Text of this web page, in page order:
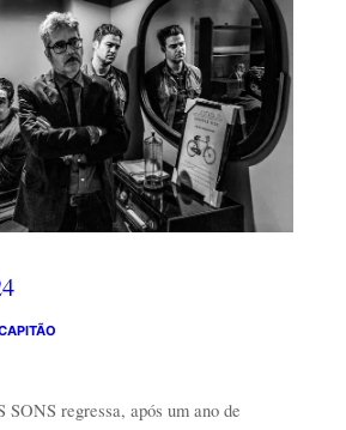
SONS regressa, após um ano de